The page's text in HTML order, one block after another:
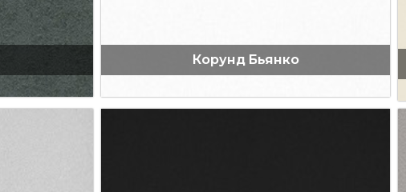
Корунд Бьянко